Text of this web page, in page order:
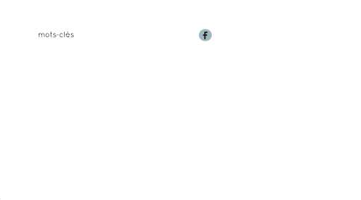
mots-clés